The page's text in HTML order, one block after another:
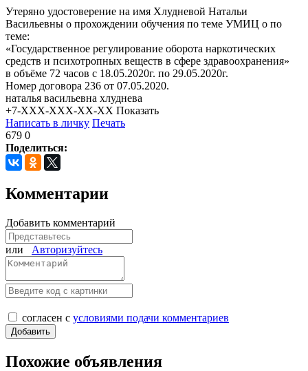
Утеряно удостоверение на имя Хлудневой Натальи
Васильевны о прохождении обучения по теме УМИЦ о по
теме:
«Государственное регулирование оборота наркотических
средств и психотропных веществ в сфере здравоохранения»
в объёме 72 часов с 18.05.2020г. по 29.05.2020г.
Номер договора 236 от 07.05.2020.
наталья васильевна хлуднева
+7-XXX-XXX-XX-XX Показать
Написать в личку Печать
679 0
Поделиться:
Комментарии
Добавить комментарий
или Авторизуйтесь
согласен с условиями подачи комментариев
Похожие объявления